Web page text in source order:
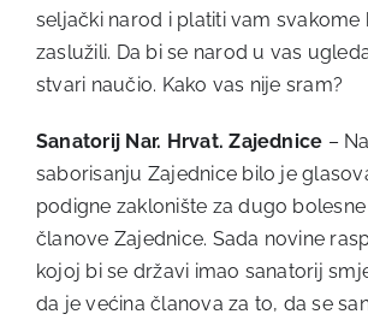
seljački narod i platiti vam svakome
zaslužili. Da bi se narod u vas
stvari naučio. Kako vas nije sram?
Sanatorij Nar. Hrvat. Zajednice –
saborisanju Zajednice bilo je
podigne zaklonište za dugo
članove Zajednice. Sada novine
kojoj bi se državi imao sanatorij
da je većina članova za to, da se